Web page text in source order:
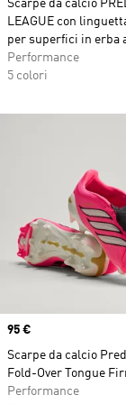
Scarpe da calcio
LEAGUE con
per superfici in erba
Performance
5 colori
Price
95 €
Scarpe da calcio
Fold-Over Tongue
Performance